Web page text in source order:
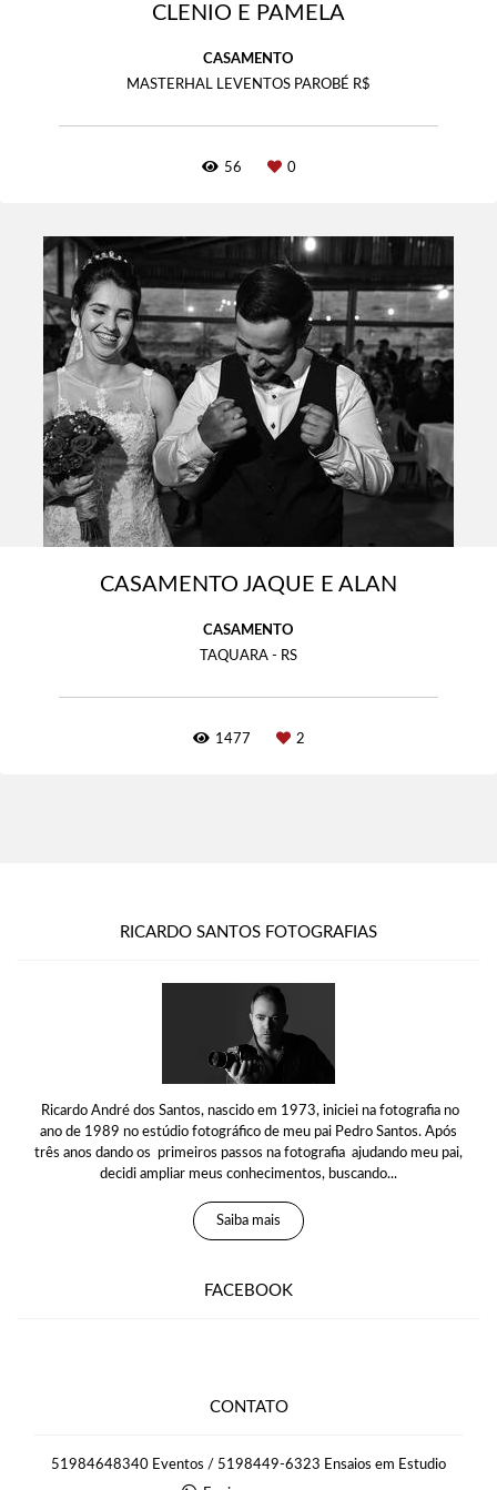
CLENIO E PAMELA
CASAMENTO
MASTERHAL LEVENTOS PAROBÉ R$
56 0
CASAMENTO JAQUE E ALAN
CASAMENTO
TAQUARA - RS
1477 2
RICARDO SANTOS FOTOGRAFIAS
Ricardo André dos Santos, nascido em 1973, iniciei na fotografia no
ano de 1989 no estúdio fotográfico de meu pai Pedro Santos. Após
três anos dando os primeiros passos na fotografia ajudando meu pai,
decidi ampliar meus conhecimentos, buscando...
Saiba mais
FACEBOOK
CONTATO
51984648340 Eventos / 5198449-6323 Ensaios em Estudio